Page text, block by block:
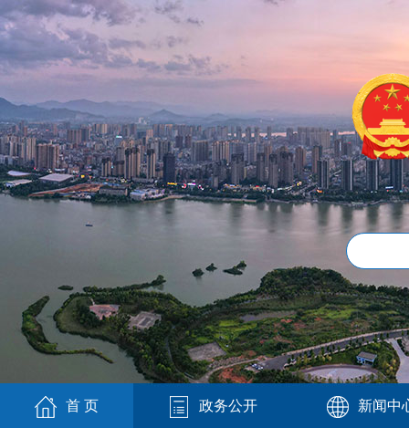
首 页 政务公开 新闻中